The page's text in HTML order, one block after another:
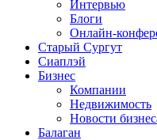
Интервью
Блоги
Онлайн-
Старый Сургут
Сиаплэй
Бизнес
Компании
Недвижимость
Новости
Балаган